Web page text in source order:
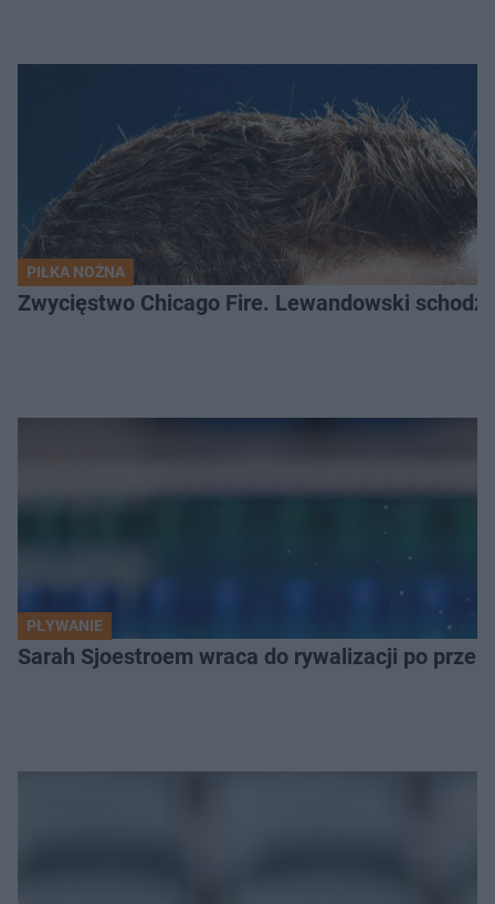
PIŁKA NOŻNA
Zwycięstwo Chicago Fire. Lewandowski
PŁYWANIE
Sarah Sjoestroem wraca do rywalizacji po